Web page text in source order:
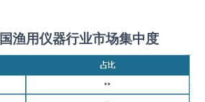
渔用仪器行业市场集中度